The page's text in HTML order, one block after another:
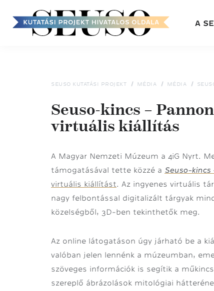
Fő
navigáció
A
SEUSO KUTATÁSI PROJEKT MÉDIA MÉDIA
Seuso-kincs –
virtuális kiállítás
A Magyar Nemzeti Múzeum a 4iG Nyrt.
támogatásával tette közzé a Seuso-
virtuális kiállítást. Az ingyenes virtuális
nagy felbontással digitalizált tárgyak
közelségből, 3D-ben tekinthetők meg.
Az online látogatáson úgy járható be a
valóban jelen lennénk a múzeumban,
szöveges információk is segítik a
szereplő ábrázolások mitológiai